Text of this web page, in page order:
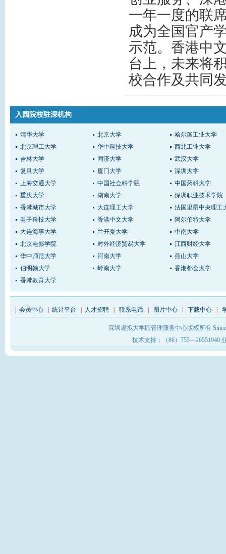
一年一度的联
成为全国官产
示范。香港中
台上，未来将
校合作及共同
入园院校驻深机构
清华大学 北京大学
哈尔滨工业大学
北京理工大学
华中科技大学
西北工业大学
吉林大学
同济大学
武汉大学
复旦大学
厦门大学
深圳大学
上海交通大学
中国社会科学院
中国药科大学
重庆大学
湖南大学
深圳职业技术学院
香港城市大学
大连理工大学
法国里昂中央理工
电子科技大学
香港中文大学
阿尔伯特大学
大连海事大学
兰开夏大学
中南大学
北京电影学院
对外经济贸易大学
江西财经大学
华中师范大学
河南大学
燕山大学
伯明翰大学
岭南大学
香港都会大学
香港教育大学
| 会员中心 | 统计平台 | 人才招聘 | 联系电话 | 图片中心 | 下载中心 |
深圳虚拟大学园管理服务中心版权所有
技术支持：（86）755—26551940